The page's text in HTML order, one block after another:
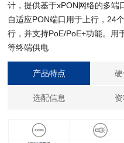
计，提供基于xPON网络的多端
自适应PON端口用于上行，24
行，并支持PoE/PoE+功能。用
等终端供电
产品特点
选配信息